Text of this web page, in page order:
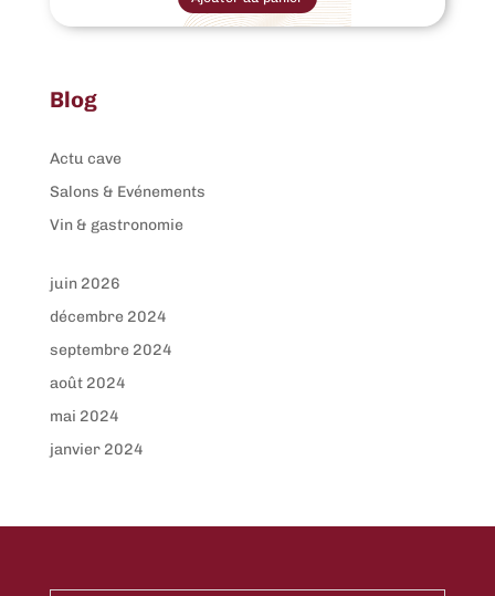
Blog
Actu cave
Salons & Evénements
Vin & gastronomie
juin 2026
décembre 2024
septembre 2024
août 2024
mai 2024
janvier 2024